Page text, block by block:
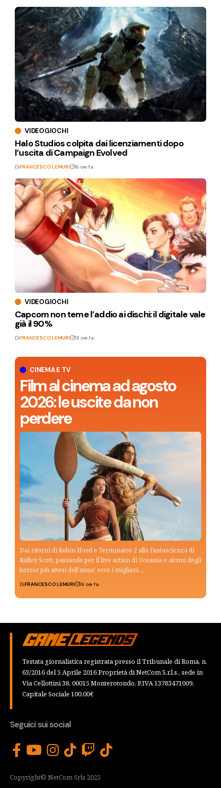
CINEMA E TV
Film al cinema ad agosto
2026: le uscite da non
perdere
Dai ritorni di Robin Hood e Terminator 2 alla fantascienza di
Ridley Scott, passando per il live action di Oceania e alcuni degli
horror più attesi dell’anno: ecco i migliori…
DiFRANCESCO LEMURI 18 ore fa
VIDEOGIOCHI
Halo Studios colpita dai licenziamenti dopo
l’uscita di Campaign Evolved
DiFRANCESCO LEMURI 16 ore fa
VIDEOGIOCHI
Capcom non teme l’addio ai dischi: il digitale vale
già il 90%
DiFRANCESCO LEMURI 18 ore fa
Testata giornalistica registrata presso il Tribunale di Roma, n.
63/2016 del 5 Aprile 2016 Proprietà di NetCom S.r.l.s., sede in
Via Cellottini 38, 00015 Monterotondo, P.IVA 13783471009,
Capitale Sociale 100,00€
Seguici sui social
Copyright© NetCom Srls 2025